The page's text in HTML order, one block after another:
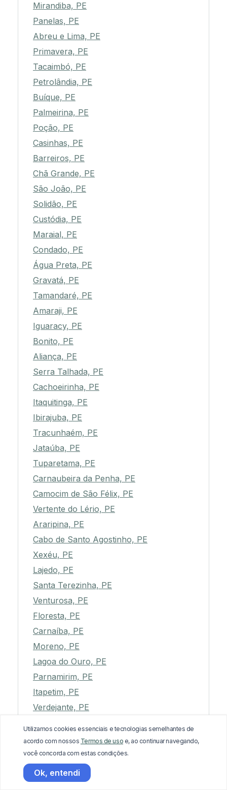
Mirandiba, PE
Panelas, PE
Abreu e Lima, PE
Primavera, PE
Tacaimbó, PE
Petrolândia, PE
Buíque, PE
Palmeirina, PE
Poção, PE
Casinhas, PE
Barreiros, PE
Chã Grande, PE
São João, PE
Solidão, PE
Custódia, PE
Maraial, PE
Condado, PE
Água Preta, PE
Gravatá, PE
Tamandaré, PE
Amaraji, PE
Iguaracy, PE
Bonito, PE
Aliança, PE
Serra Talhada, PE
Cachoeirinha, PE
Itaquitinga, PE
Ibirajuba, PE
Tracunhaém, PE
Jataúba, PE
Tuparetama, PE
Carnaubeira da Penha, PE
Camocim de São Félix, PE
Vertente do Lério, PE
Araripina, PE
Cabo de Santo Agostinho, PE
Xexéu, PE
Lajedo, PE
Santa Terezinha, PE
Venturosa, PE
Floresta, PE
Carnaíba, PE
Moreno, PE
Lagoa do Ouro, PE
Parnamirim, PE
Itapetim, PE
Verdejante, PE
Tabira, PE
Inajá, PE
São José do Belmonte, PE
Lagoa dos Gatos, PE
Utilizamos cookies essenciais e tecnologias semelhantes de
acordo com nossos Termos de uso e, ao continuar navegando,
você concorda com estas condições.
Ok, entendi